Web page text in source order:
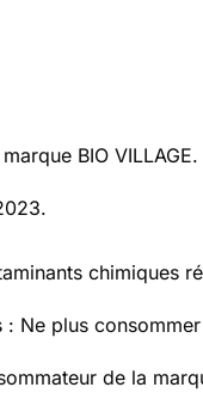
BIO
chimiques
Ne plus
de la